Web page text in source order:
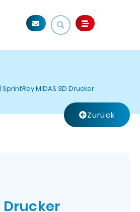
| SprintRay MIDAS 3D Drucker
Zurück
Drucker